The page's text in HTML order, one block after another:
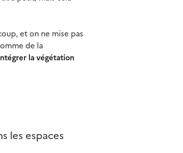
et on ne mise pas
de la
ntégrer la végétation
les espaces